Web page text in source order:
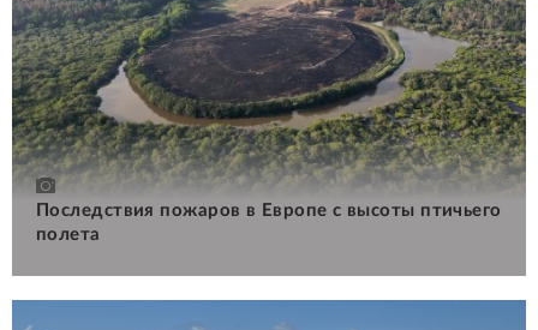
Последствия пожаров в Европе с высоты птичьего
полета